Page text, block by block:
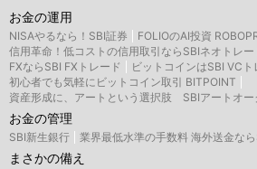
お金の運用
NISAやるなら！SBI証券
FOLIOのAI投資
信用革命！低コストの信用取引ならSBIネオトレー
FXならSBI FXトレード
ビットコインはSBI VCト
初心者でも気軽にビットコイン取引 BITPOINT
資産形成に、アートという選択肢 SBIアートオー
お金の管理
SBI新生銀行 業界最低水準の手数料 海外送金な
まさかの備え